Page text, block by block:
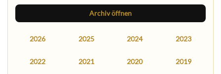
Archiv öffnen
2026 2025 2024 2023
2022 2021 2020 2019